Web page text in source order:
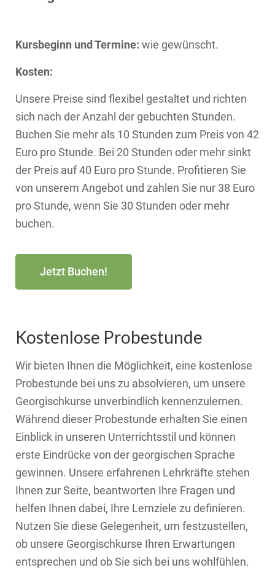
Kursbeginn und Termine: wie gewünscht.
Kosten:
Unsere Preise sind flexibel gestaltet und richten
sich nach der Anzahl der gebuchten Stunden.
Buchen Sie mehr als 10 Stunden zum Preis von 42
Euro pro Stunde. Bei 20 Stunden oder mehr sinkt
der Preis auf 40 Euro pro Stunde. Profitieren Sie
von unserem Angebot und zahlen Sie nur 38 Euro
pro Stunde, wenn Sie 30 Stunden oder mehr
buchen.
Jetzt Buchen!
Kostenlose Probestunde
Wir bieten Ihnen die Möglichkeit, eine kostenlose
Probestunde bei uns zu absolvieren, um unsere
Georgischkurse unverbindlich kennenzulernen.
Während dieser Probestunde erhalten Sie einen
Einblick in unseren Unterrichtsstil und können
erste Eindrücke von der georgischen Sprache
gewinnen. Unsere erfahrenen Lehrkräfte stehen
Ihnen zur Seite, beantworten Ihre Fragen und
helfen Ihnen dabei, Ihre Lernziele zu definieren.
Nutzen Sie diese Gelegenheit, um festzustellen,
ob unsere Georgischkurse Ihren Erwartungen
entsprechen und ob Sie sich bei uns wohlfühlen.